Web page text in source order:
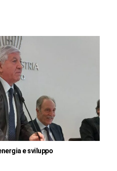
e sviluppo